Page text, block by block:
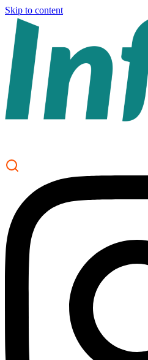
Skip to content